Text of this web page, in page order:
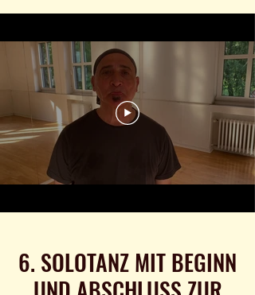
6. SOLOTANZ MIT BEGINN